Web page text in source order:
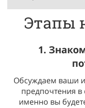
Этапы
1.
Обсуждаем ваши
предпочтения в
именно вы